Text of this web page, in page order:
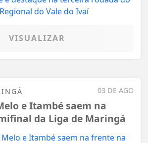
VISUALIZAR
03 DE AGO
e Itambé saem na
da Liga de Maringá